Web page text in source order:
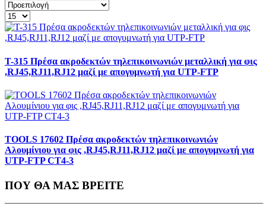
T-315 Πρέσα ακροδεκτών τηλεπικοινωνιών μεταλλική για φις
,RJ45,RJ11,RJ12 μαζί με απογυμνωτή για UTP-FTP
TOOLS 17602 Πρέσα ακροδεκτών τηλεπικοινωνιών
Αλουμίνιου για φις ,RJ45,RJ11,RJ12 μαζί με απογυμνωτή για
UTP-FTP CT4-3
ΠΟΥ ΘΑ ΜΑΣ ΒΡΕΙΤΕ